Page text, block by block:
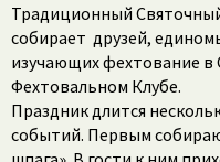
Традиционный
собирает друзей,
изучающих фехтование в
Фехтовальном Клубе.
Праздник длится
событий. Первым